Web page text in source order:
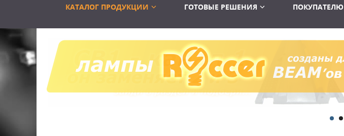
КАТАЛОГ ПРОДУКЦИИ
Распродажа Лампы газоразрядные
ГОТОВЫЕ РЕШЕНИЯ ПОКУПАТЕЛЮ